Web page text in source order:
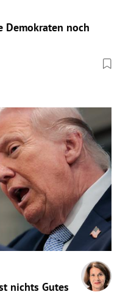
Demokraten noch
nichts Gutes